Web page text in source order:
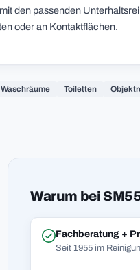
den passenden
oder an Kontaktflächen.
Waschräume Toiletten
Warum bei
Fachberatung +
Seit 1955 im